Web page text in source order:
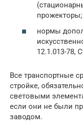
прожекторы;
нормы
12.1.013-78,
Все транспортные
стройке,
световыми
если они не были
заводом.